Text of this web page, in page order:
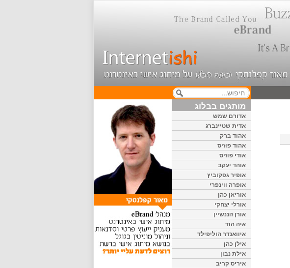
מותגים בבלוג
אדורם שמש
אדית שטיינברג
אהוד ברק
אהוד פוזיס
אודי פוזיס
אוהד יעקב
אופיר גפקוביץ
אופרה ווינפרי
אוריאן כהן
אורלי יצחקי
אורן זוננשיין
איה הוד
איוואנדר הוליפילד
אילן כהן
אילת נבון
איריס קריב